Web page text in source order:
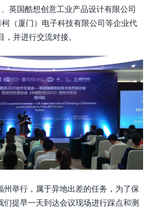
英国酷想创意工业产品设计有限公司
柯（厦门）电子科技有限公司等企业代
并进行交流对接。
州举行，属于异地出差的任务，为了保
们提早一天到达会议现场进行踩点和测